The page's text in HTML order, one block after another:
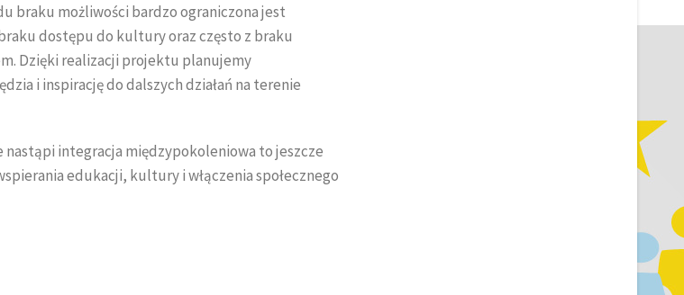
braku możliwości bardzo ograniczona jest
dostępu do kultury oraz często z braku
Dzięki realizacji projektu planujemy
i inspirację do dalszych działań na terenie
integracja międzypokoleniowa to jeszcze
edukacji, kultury i włączenia społecznego